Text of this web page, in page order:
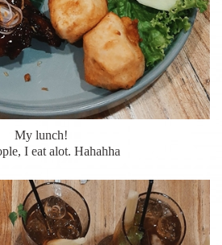
My lunch!
I eat alot. Hahahha